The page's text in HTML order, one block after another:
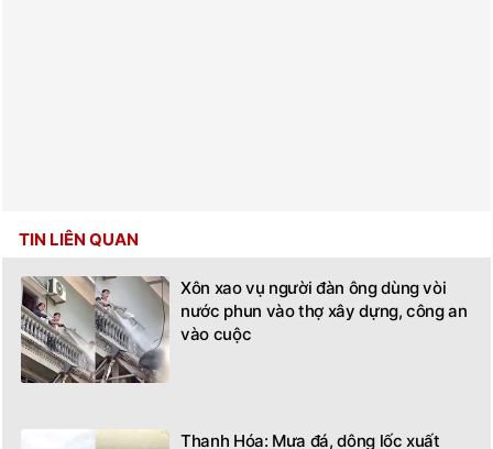
TIN LIÊN QUAN
Xôn xao vụ người đàn ông dùng vòi
nước phun vào thợ xây dựng, công an
vào cuộc
Thanh Hóa: Mưa đá, dông lốc xuất